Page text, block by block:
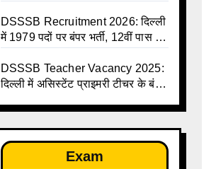
जरूरी निर्देश
DSSSB Recruitment 2026: दिल्ली
में 1979 पदों पर बंपर भर्ती, 12वीं पास के
तक
DSSSB Teacher Vacancy 2025:
दिल्ली में असिस्टेंट प्राइमरी टीचर के बंपर
Exam